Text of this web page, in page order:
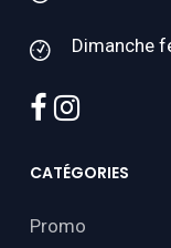
Dimanche
facebook
instagram
CATÉGORIES
Promo